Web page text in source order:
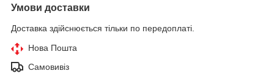
Умови доставки
Доставка здійснюється тільки по передоплаті.
Нова Пошта
Самовивіз